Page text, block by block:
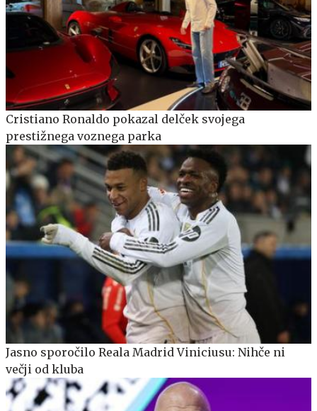
Cristiano Ronaldo pokazal delček svojega
prestižnega voznega parka
Jasno sporočilo Reala Madrid Viniciusu: Nihče ni
večji od kluba